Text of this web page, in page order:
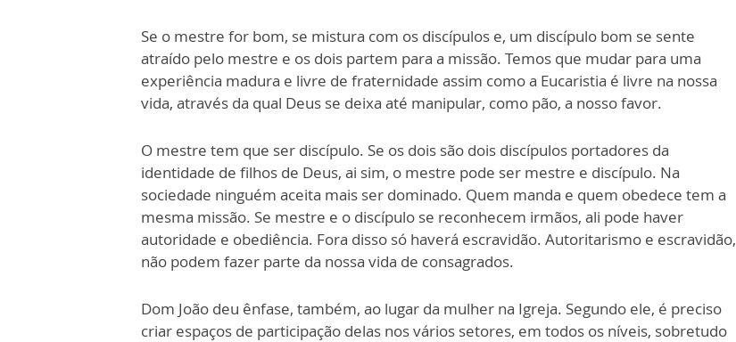
Se o mestre for bom, se mistura com os discípulos e, um discípulo bom se sente
atraído pelo mestre e os dois partem para a missão. Temos que mudar para uma
experiência madura e livre de fraternidade assim como a Eucaristia é livre na nossa
vida, através da qual Deus se deixa até manipular, como pão, a nosso favor.
O mestre tem que ser discípulo. Se os dois são dois discípulos portadores da
identidade de filhos de Deus, ai sim, o mestre pode ser mestre e discípulo. Na
sociedade ninguém aceita mais ser dominado. Quem manda e quem obedece tem a
mesma missão. Se mestre e o discípulo se reconhecem irmãos, ali pode haver
autoridade e obediência. Fora disso só haverá escravidão. Autoritarismo e escravidão,
não podem fazer parte da nossa vida de consagrados.
Dom João deu ênfase, também, ao lugar da mulher na Igreja. Segundo ele, é preciso
criar espaços de participação delas nos vários setores, em todos os níveis, sobretudo